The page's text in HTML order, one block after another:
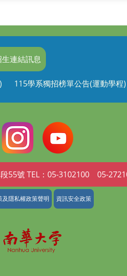
生連結訊息
115學系獨招榜單公告(運動學程)
55號 TEL：05-3102100 05-
及隱私權政策聲明 資訊安全政策